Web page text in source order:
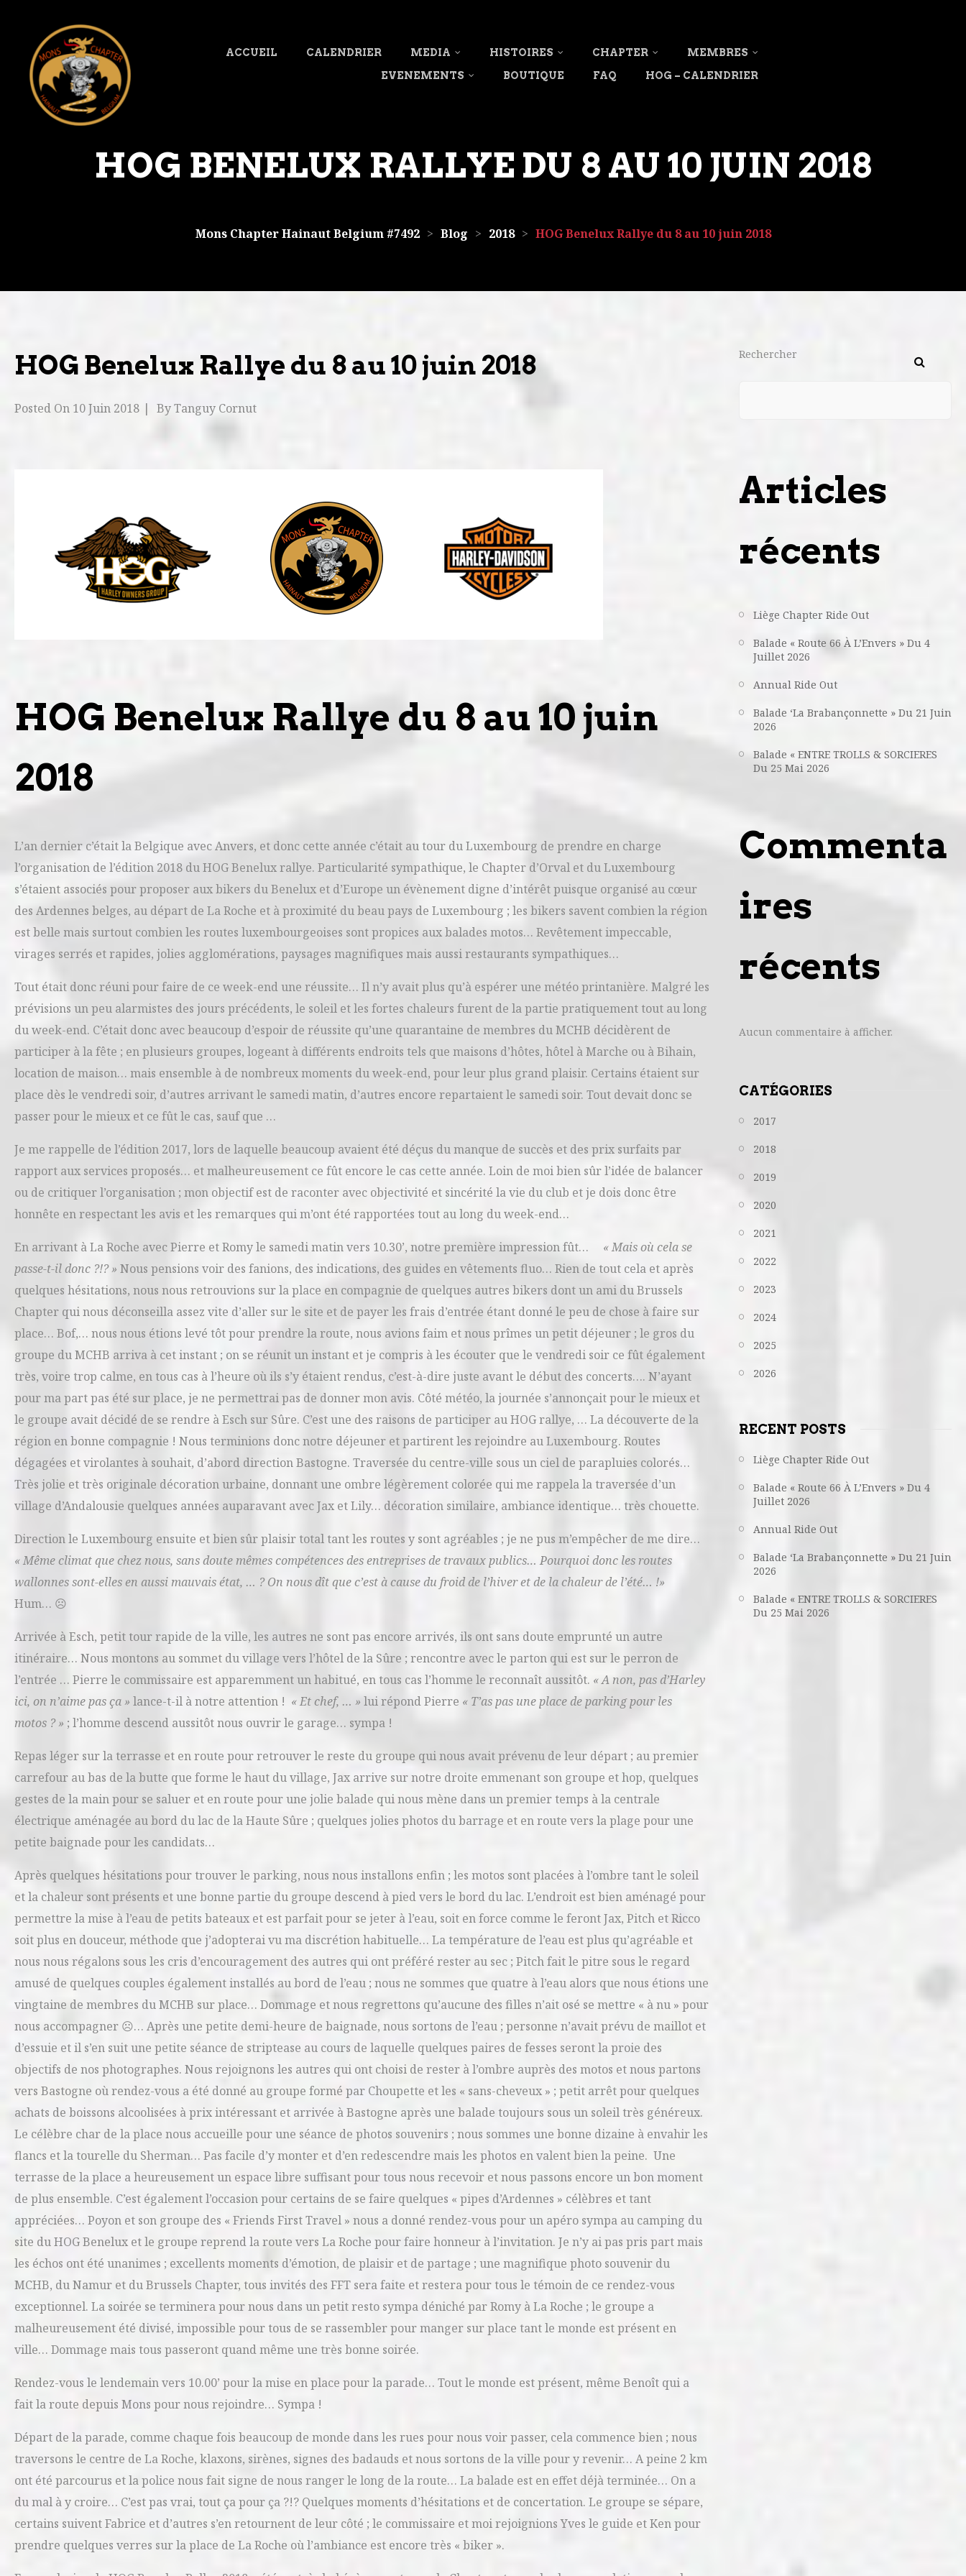
ACCUEIL CALENDRIER MEDIA HISTOIRES CHAPTER
MEMBRES
EVENEMENTS
BOUTIQUE FAQ HOG – CALENDRIER
HOG BENELUX RALLYE DU 8 AU 10 JUIN 2018
Mons Chapter Hainaut Belgium #7492 > Blog > 2018 > HOG Benelux Rallye du 8 au 10 juin 2018
HOG Benelux Rallye du 8 au 10 juin 2018
Posted On 10 Juin 2018 ByTanguy Cornut
HOG Benelux Rallye du 8 au 10 juin
2018
L’an dernier c’était la Belgique avec Anvers, et donc cette année c’était au tour du Luxembourg de prendre en charge
l’organisation de l’édition 2018 du HOG Benelux rallye. Particularité sympathique, le Chapter d’Orval et du Luxembourg
s’étaient associés pour proposer aux bikers du Benelux et d’Europe un évènement digne d’intérêt puisque organisé au cœur
des Ardennes belges, au départ de La Roche et à proximité du beau pays de Luxembourg ; les bikers savent combien la région
est belle mais surtout combien les routes luxembourgeoises sont propices aux balades motos… Revêtement impeccable,
virages serrés et rapides, jolies agglomérations, paysages magnifiques mais aussi restaurants sympathiques…
Tout était donc réuni pour faire de ce week-end une réussite… Il n’y avait plus qu’à espérer une météo printanière. Malgré les
prévisions un peu alarmistes des jours précédents, le soleil et les fortes chaleurs furent de la partie pratiquement tout au long
du week-end. C’était donc avec beaucoup d’espoir de réussite qu’une quarantaine de membres du MCHB décidèrent de
participer à la fête ; en plusieurs groupes, logeant à différents endroits tels que maisons d’hôtes, hôtel à Marche ou à Bihain,
location de maison… mais ensemble à de nombreux moments du week-end, pour leur plus grand plaisir. Certains étaient sur
place dès le vendredi soir, d’autres arrivant le samedi matin, d’autres encore repartaient le samedi soir. Tout devait donc se
passer pour le mieux et ce fût le cas, sauf que …
Je me rappelle de l’édition 2017, lors de laquelle beaucoup avaient été déçus du manque de succès et des prix surfaits par
rapport aux services proposés… et malheureusement ce fût encore le cas cette année. Loin de moi bien sûr l’idée de balancer
ou de critiquer l’organisation ; mon objectif est de raconter avec objectivité et sincérité la vie du club et je dois donc être
honnête en respectant les avis et les remarques qui m’ont été rapportées tout au long du week-end…
En arrivant à La Roche avec Pierre et Romy le samedi matin vers 10.30’, notre première impression fût… « Mais où cela se
passe-t-il donc ?!? » Nous pensions voir des fanions, des indications, des guides en vêtements fluo… Rien de tout cela et après
quelques hésitations, nous nous retrouvions sur la place en compagnie de quelques autres bikers dont un ami du Brussels
Chapter qui nous déconseilla assez vite d’aller sur le site et de payer les frais d’entrée étant donné le peu de chose à faire sur
place… Bof,… nous nous étions levé tôt pour prendre la route, nous avions faim et nous prîmes un petit déjeuner ; le gros du
groupe du MCHB arriva à cet instant ; on se réunit un instant et je compris à les écouter que le vendredi soir ce fût également
très, voire trop calme, en tous cas à l’heure où ils s’y étaient rendus, c’est-à-dire juste avant le début des concerts…. N’ayant
pour ma part pas été sur place, je ne permettrai pas de donner mon avis. Côté météo, la journée s’annonçait pour le mieux et
le groupe avait décidé de se rendre à Esch sur Sûre. C’est une des raisons de participer au HOG rallye, … La découverte de la
région en bonne compagnie ! Nous terminions donc notre déjeuner et partirent les rejoindre au Luxembourg. Routes
dégagées et virolantes à souhait, d’abord direction Bastogne. Traversée du centre-ville sous un ciel de parapluies colorés…
Très jolie et très originale décoration urbaine, donnant une ombre légèrement colorée qui me rappela la traversée d’un
village d’Andalousie quelques années auparavant avec Jax et Lily… décoration similaire, ambiance identique… très chouette.
Direction le Luxembourg ensuite et bien sûr plaisir total tant les routes y sont agréables ; je ne pus m’empêcher de me dire…
« Même climat que chez nous, sans doute mêmes compétences des entreprises de travaux publics… Pourquoi donc les routes
wallonnes sont-elles en aussi mauvais état, … ? On nous dît que c’est à cause du froid de l’hiver et de la chaleur de l’été… !»
Hum… ☹
Arrivée à Esch, petit tour rapide de la ville, les autres ne sont pas encore arrivés, ils ont sans doute emprunté un autre
itinéraire… Nous montons au sommet du village vers l’hôtel de la Sûre ; rencontre avec le parton qui est sur le perron de
l’entrée … Pierre le commissaire est apparemment un habitué, en tous cas l’homme le reconnaît aussitôt. « A non, pas d’Harley
ici, on n’aime pas ça » lance-t-il à notre attention ! « Et chef, … » lui répond Pierre « T’as pas une place de parking pour les
motos ? » ; l’homme descend aussitôt nous ouvrir le garage… sympa !
Repas léger sur la terrasse et en route pour retrouver le reste du groupe qui nous avait prévenu de leur départ ; au premier
carrefour au bas de la butte que forme le haut du village, Jax arrive sur notre droite emmenant son groupe et hop, quelques
gestes de la main pour se saluer et en route pour une jolie balade qui nous mène dans un premier temps à la centrale
électrique aménagée au bord du lac de la Haute Sûre ; quelques jolies photos du barrage et en route vers la plage pour une
petite baignade pour les candidats…
Après quelques hésitations pour trouver le parking, nous nous installons enfin ; les motos sont placées à l’ombre tant le soleil
et la chaleur sont présents et une bonne partie du groupe descend à pied vers le bord du lac. L’endroit est bien aménagé pour
permettre la mise à l’eau de petits bateaux et est parfait pour se jeter à l’eau, soit en force comme le feront Jax, Pitch et Ricco
soit plus en douceur, méthode que j’adopterai vu ma discrétion habituelle… La température de l’eau est plus qu’agréable et
nous nous régalons sous les cris d’encouragement des autres qui ont préféré rester au sec ; Pitch fait le pitre sous le regard
amusé de quelques couples également installés au bord de l’eau ; nous ne sommes que quatre à l’eau alors que nous étions une
vingtaine de membres du MCHB sur place… Dommage et nous regrettons qu’aucune des filles n’ait osé se mettre « à nu » pour
nous accompagner ☹… Après une petite demi-heure de baignade, nous sortons de l’eau ; personne n’avait prévu de maillot et
d’essuie et il s’en suit une petite séance de striptease au cours de laquelle quelques paires de fesses seront la proie des
objectifs de nos photographes. Nous rejoignons les autres qui ont choisi de rester à l’ombre auprès des motos et nous partons
vers Bastogne où rendez-vous a été donné au groupe formé par Choupette et les « sans-cheveux » ; petit arrêt pour quelques
achats de boissons alcoolisées à prix intéressant et arrivée à Bastogne après une balade toujours sous un soleil très généreux.
Le célèbre char de la place nous accueille pour une séance de photos souvenirs ; nous sommes une bonne dizaine à envahir les
flancs et la tourelle du Sherman… Pas facile d’y monter et d’en redescendre mais les photos en valent bien la peine. Une
terrasse de la place a heureusement un espace libre suffisant pour tous nous recevoir et nous passons encore un bon moment
de plus ensemble. C’est également l’occasion pour certains de se faire quelques « pipes d’Ardennes » célèbres et tant
appréciées… Poyon et son groupe des « Friends First Travel » nous a donné rendez-vous pour un apéro sympa au camping du
site du HOG Benelux et le groupe reprend la route vers La Roche pour faire honneur à l’invitation. Je n’y ai pas pris part mais
les échos ont été unanimes ; excellents moments d’émotion, de plaisir et de partage ; une magnifique photo souvenir du
MCHB, du Namur et du Brussels Chapter, tous invités des FFT sera faite et restera pour tous le témoin de ce rendez-vous
exceptionnel. La soirée se terminera pour nous dans un petit resto sympa déniché par Romy à La Roche ; le groupe a
malheureusement été divisé, impossible pour tous de se rassembler pour manger sur place tant le monde est présent en
ville… Dommage mais tous passeront quand même une très bonne soirée.
Rendez-vous le lendemain vers 10.00’ pour la mise en place pour la parade… Tout le monde est présent, même Benoît qui a
fait la route depuis Mons pour nous rejoindre… Sympa !
Départ de la parade, comme chaque fois beaucoup de monde dans les rues pour nous voir passer, cela commence bien ; nous
traversons le centre de La Roche, klaxons, sirènes, signes des badauds et nous sortons de la ville pour y revenir… A peine 2 km
ont été parcourus et la police nous fait signe de nous ranger le long de la route… La balade est en effet déjà terminée… On a
du mal à y croire… C’est pas vrai, tout ça pour ça ?!? Quelques moments d’hésitations et de concertation. Le groupe se sépare,
certains suivent Fabrice et d’autres s’en retournent de leur côté ; le commissaire et moi rejoignions Yves le guide et Ken pour
prendre quelques verres sur la place de La Roche où l’ambiance est encore très « biker ».
Rechercher
Articles
récents
Liège Chapter Ride Out
Balade « Route 66 À L’Envers » Du 4
Juillet 2026
Annual Ride Out
Balade ‘La Brabançonnette » Du 21 Juin
2026
Balade « ENTRE TROLLS & SORCIERES
Du 25 Mai 2026
Commenta
ires
récents
Aucun commentaire à afficher.
CATÉGORIES
2017
2018
2019
2020
2021
2022
2023
2024
2025
2026
RECENT POSTS
Liège Chapter Ride Out
Balade « Route 66 À L’Envers » Du 4
Juillet 2026
Annual Ride Out
Balade ‘La Brabançonnette » Du 21 Juin
2026
Balade « ENTRE TROLLS & SORCIERES
Du 25 Mai 2026